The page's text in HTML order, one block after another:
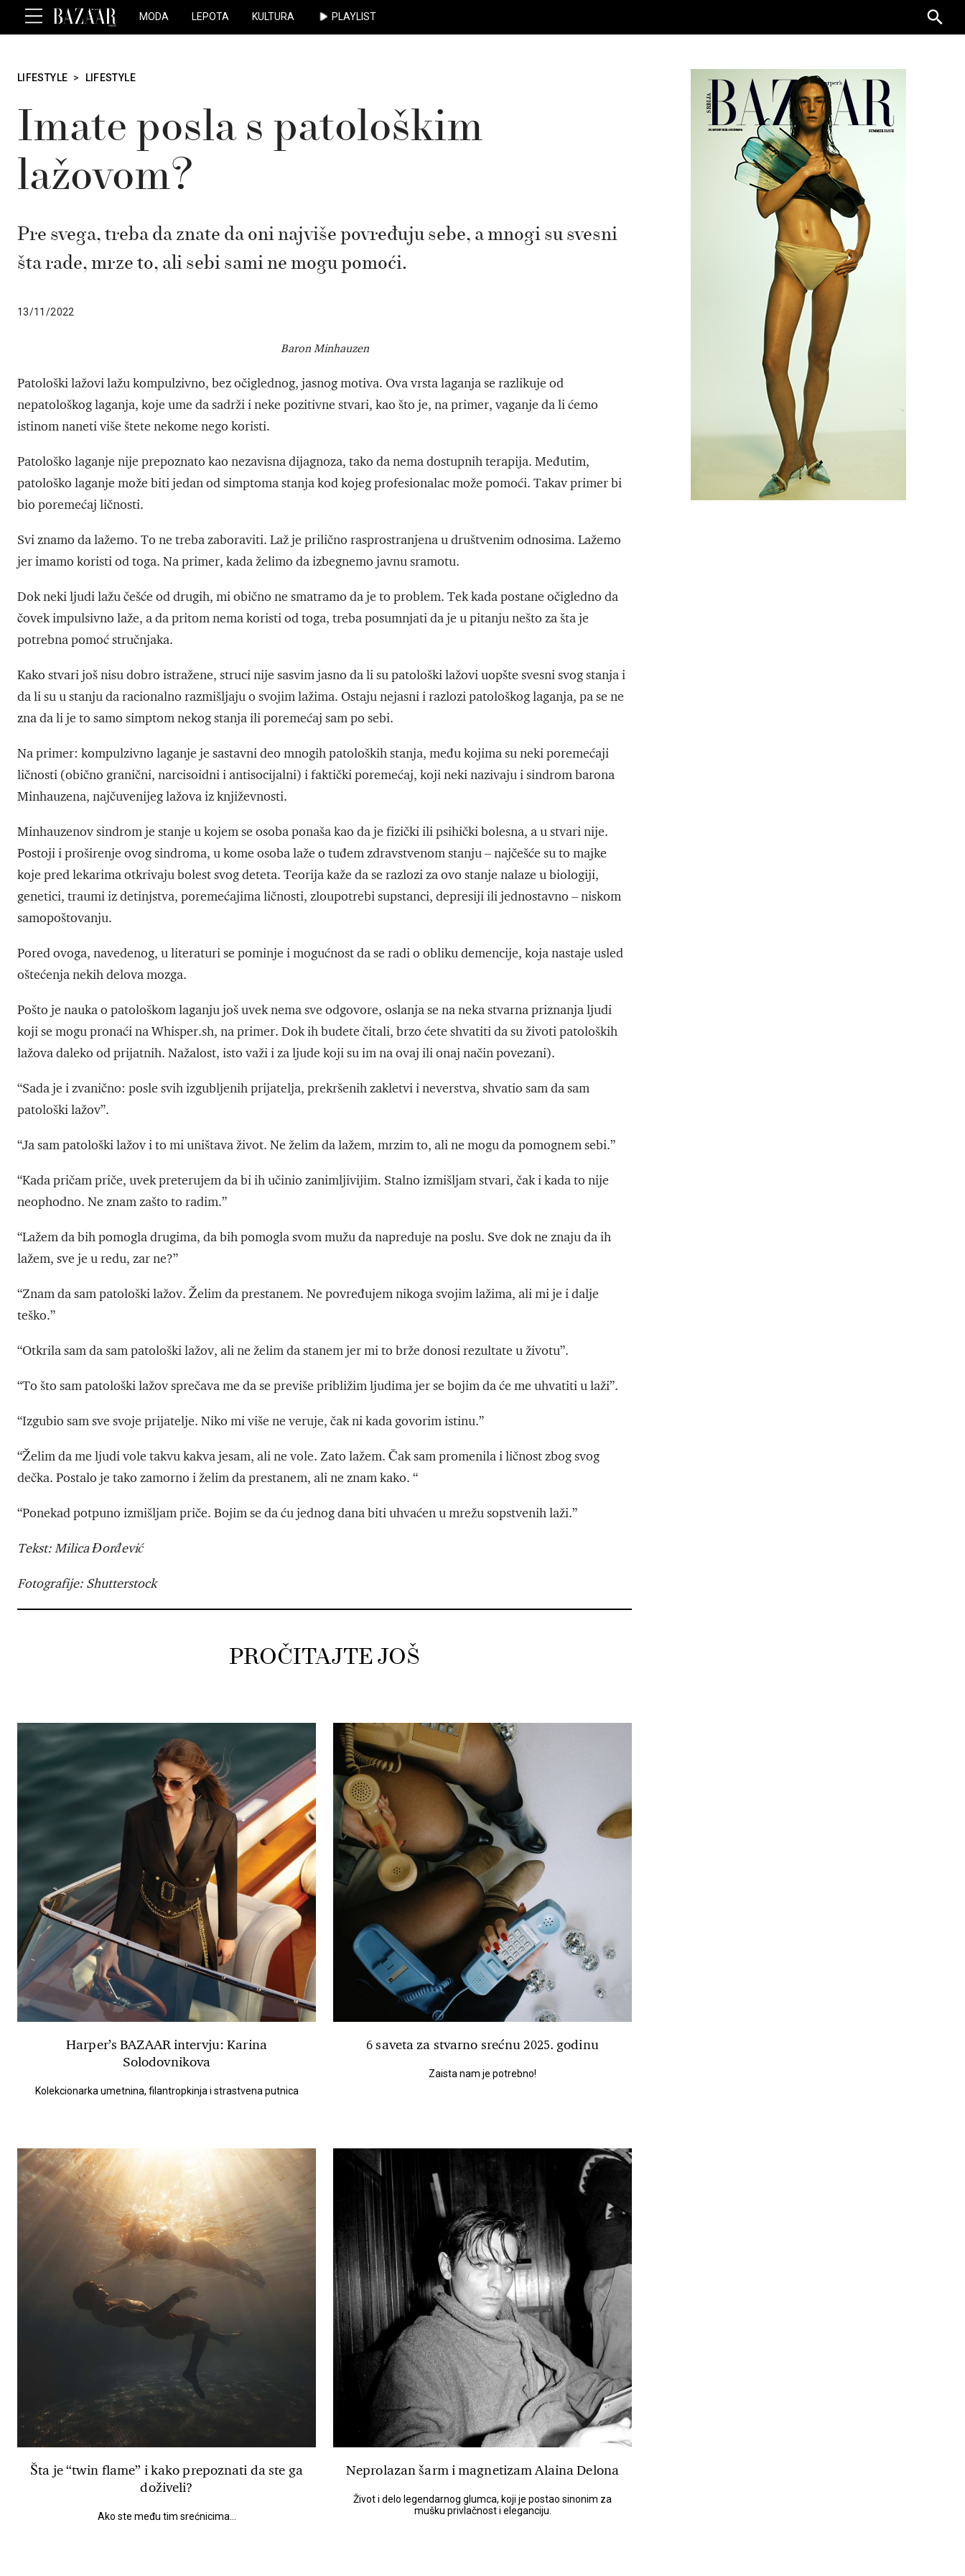
MODA LEPOTA KULTURA PLAYLIST
for:
LIFESTYLE > LIFESTYLE
Imate posla s patološkim
lažovom?
Pre svega, treba da znate da oni najviše povređuju sebe, a mnogi su svesni
šta rade, mrze to, ali sebi sami ne mogu pomoći.
13/11/2022
Baron Minhauzen
Patološki lažovi lažu kompulzivno, bez očiglednog, jasnog motiva. Ova vrsta laganja se razlikuje od
nepatološkog laganja, koje ume da sadrži i neke pozitivne stvari, kao što je, na primer, vaganje da li ćemo
istinom naneti više štete nekome nego koristi.
Patološko laganje nije prepoznato kao nezavisna dijagnoza, tako da nema dostupnih terapija. Međutim,
patološko laganje može biti jedan od simptoma stanja kod kojeg profesionalac može pomoći. Takav primer bi
bio poremećaj ličnosti.
Svi znamo da lažemo. To ne treba zaboraviti. Laž je prilično rasprostranjena u društvenim odnosima. Lažemo
jer imamo koristi od toga. Na primer, kada želimo da izbegnemo javnu sramotu.
Dok neki ljudi lažu češće od drugih, mi obično ne smatramo da je to problem. Tek kada postane očigledno da
čovek impulsivno laže, a da pritom nema koristi od toga, treba posumnjati da je u pitanju nešto za šta je
potrebna pomoć stručnjaka.
Kako stvari još nisu dobro istražene, struci nije sasvim jasno da li su patološki lažovi uopšte svesni svog stanja i
da li su u stanju da racionalno razmišljaju o svojim lažima. Ostaju nejasni i razlozi patološkog laganja, pa se ne
zna da li je to samo simptom nekog stanja ili poremećaj sam po sebi.
Na primer: kompulzivno laganje je sastavni deo mnogih patoloških stanja, među kojima su neki poremećaji
ličnosti (obično granični, narcisoidni i antisocijalni) i faktički poremećaj, koji neki nazivaju i sindrom barona
Minhauzena, najčuvenijeg lažova iz književnosti.
Minhauzenov sindrom je stanje u kojem se osoba ponaša kao da je fizički ili psihički bolesna, a u stvari nije.
Postoji i proširenje ovog sindroma, u kome osoba laže o tuđem zdravstvenom stanju – najčešće su to majke
koje pred lekarima otkrivaju bolest svog deteta. Teorija kaže da se razlozi za ovo stanje nalaze u biologiji,
genetici, traumi iz detinjstva, poremećajima ličnosti, zloupotrebi supstanci, depresiji ili jednostavno – niskom
samopoštovanju.
Pored ovoga, navedenog, u literaturi se pominje i mogućnost da se radi o obliku demencije, koja nastaje usled
oštećenja nekih delova mozga.
Pošto je nauka o patološkom laganju još uvek nema sve odgovore, oslanja se na neka stvarna priznanja ljudi
koji se mogu pronaći na Whisper.sh, na primer. Dok ih budete čitali, brzo ćete shvatiti da su životi patoloških
lažova daleko od prijatnih. Nažalost, isto važi i za ljude koji su im na ovaj ili onaj način povezani).
“Sada je i zvanično: posle svih izgubljenih prijatelja, prekršenih zakletvi i neverstva, shvatio sam da sam
patološki lažov”.
“Ja sam patološki lažov i to mi uništava život. Ne želim da lažem, mrzim to, ali ne mogu da pomognem sebi.”
“Kada pričam priče, uvek preterujem da bi ih učinio zanimljivijim. Stalno izmišljam stvari, čak i kada to nije
neophodno. Ne znam zašto to radim.”
“Lažem da bih pomogla drugima, da bih pomogla svom mužu da napreduje na poslu. Sve dok ne znaju da ih
lažem, sve je u redu, zar ne?”
“Znam da sam patološki lažov. Želim da prestanem. Ne povređujem nikoga svojim lažima, ali mi je i dalje
teško.”
“Otkrila sam da sam patološki lažov, ali ne želim da stanem jer mi to brže donosi rezultate u životu”.
“To što sam patološki lažov sprečava me da se previše približim ljudima jer se bojim da će me uhvatiti u laži”.
“Izgubio sam sve svoje prijatelje. Niko mi više ne veruje, čak ni kada govorim istinu.”
“Želim da me ljudi vole takvu kakva jesam, ali ne vole. Zato lažem. Čak sam promenila i ličnost zbog svog
dečka. Postalo je tako zamorno i želim da prestanem, ali ne znam kako. “
“Ponekad potpuno izmišljam priče. Bojim se da ću jednog dana biti uhvaćen u mrežu sopstvenih laži.”
Tekst: Milica Đorđević
Fotografije: Shutterstock
PROČITAJTE JOŠ
Harper’s BAZAAR intervju: Karina
Solodovnikova
Kolekcionarka umetnina, filantropkinja i strastvena putnica
6 saveta za stvarno srećnu 2025. godinu
Zaista nam je potrebno!
Šta je “twin flame” i kako prepoznati da ste ga
doživeli?
Ako ste među tim srećnicima...
Neprolazan šarm i magnetizam Alaina Delona
Život i delo legendarnog glumca, koji je postao sinonim za
mušku privlačnost i eleganciju.